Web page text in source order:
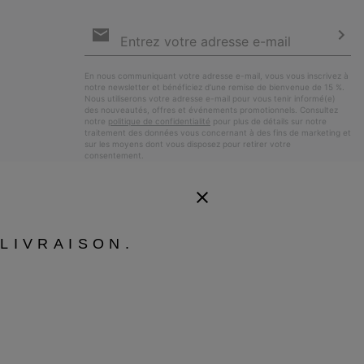
par
En nous communiquant votre adresse e-mail, vous vous inscrivez à
notre newsletter et bénéficiez d’une remise de bienvenue de 15 %.
Nous utiliserons votre adresse e-mail pour vous tenir informé(e)
des nouveautés, offres et événements promotionnels. Consultez
notre politique de confidentialité pour plus de détails sur notre
traitement des données vous concernant à des fins de marketing et
sur les moyens dont vous disposez pour retirer votre
consentement.